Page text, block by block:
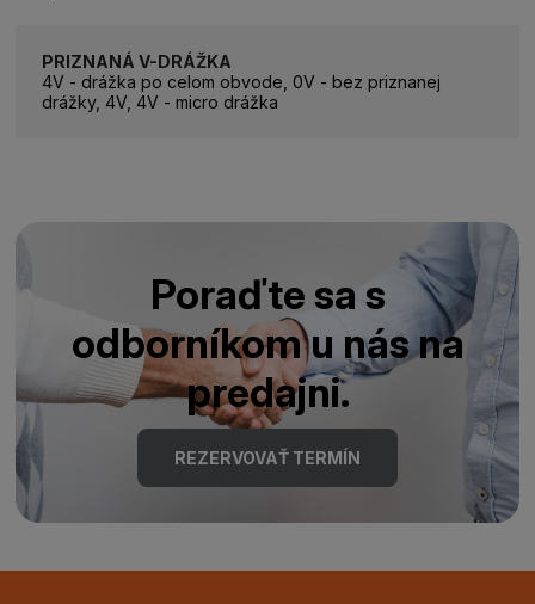
PRIZNANÁ V-DRÁŽKA
4V - drážka po celom obvode, 0V - bez priznanej
drážky, 4V, 4V - micro drážka
Poraďte sa s
odborníkom u nás na
predajni.
REZERVOVAŤ TERMÍN